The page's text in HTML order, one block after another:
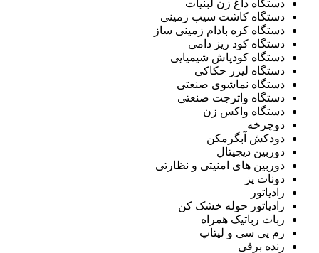
دستگاه داغ زن لبنیات
دستگاه کاشت سیب زمینی
دستگاه کره بادام زمینی ساز
دستگاه کود ریز دامی
دستگاه کودپاش شیمیایی
دستگاه لیزر حکاکی
دستگاه نماشوی صنعتی
دستگاه واترجت صنعتی
دستگاه واکس زن
دوچرخه
دودکش آبگرمکن
دوربین دیجیتال
دوربین های امنیتی و نظارتی
دونات پز
رادیاتور
رادیاتور حوله خشک کن
ربات رباتیک همراه
رم پی سی و لپتاپ
رنده برقی